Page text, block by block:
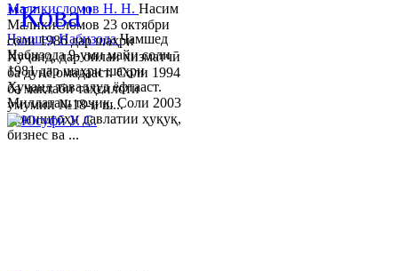
Ҷамшед НабизодаҶамшед
Набизода 9-уми майи соли
1981 дар шаҳри шаҳри
Хуҷанд таваллуд ёфтааст.
Миллаташ тоҷик. Соли 2003
Донишгоҳи давлатии ҳуқуқ,
бизнес ва ...
Маликисломов Н. Н. Насим
Маликисломов 23 октябри
соли 1986 дар шаҳри
Хуҷанд, дар оилаи хизматчӣ
ба дунё омадааст. Соли 1994
ба мактаби таҳсилоти
умумии №18-и ш...
"Кова"